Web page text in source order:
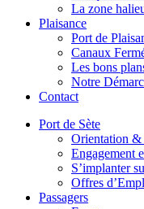
La zone
Plaisance
Port de
Canaux
Les bons
Notre
Contact
Port de Sète
Orientation &
Engagement
S’implanter
Offres
Passagers